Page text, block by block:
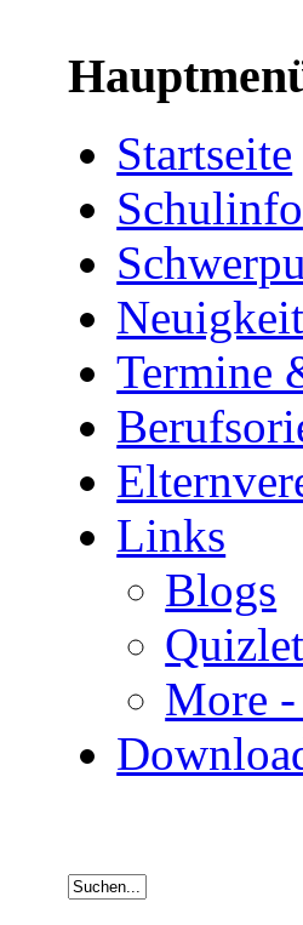
Startseite
Schulinfo
Termine
Links
Blogs
More